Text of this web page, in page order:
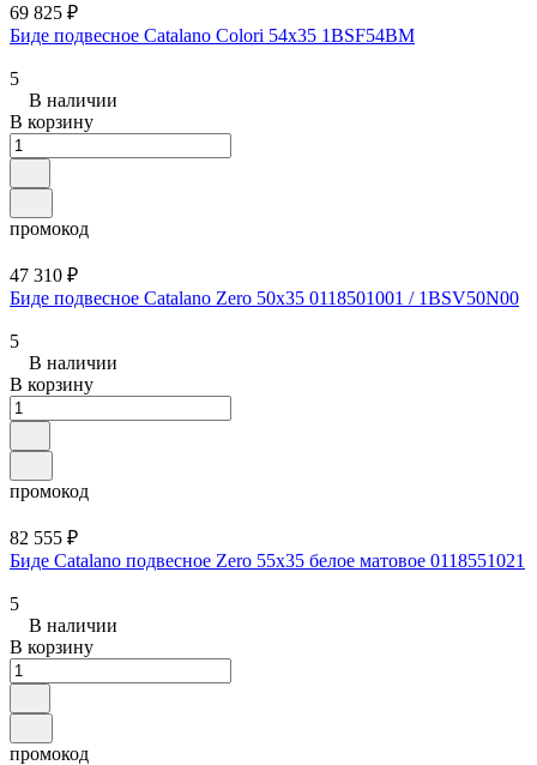
69 825 ₽
Биде подвесное Catalano Colori 54x35 1BSF54BM
5
В наличии
В корзину
промокод
47 310 ₽
Биде подвесное Catalano Zero 50x35 0118501001 / 1BSV50N00
5
В наличии
В корзину
промокод
82 555 ₽
Биде Catalano подвесное Zero 55x35 белое матовое 0118551021
5
В наличии
В корзину
промокод